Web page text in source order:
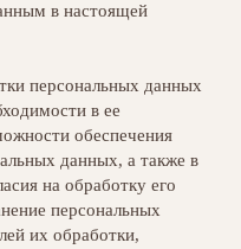
в настоящей
персональных данных
в ее
обеспечения
данных, а также в
на обработку его
персональных
их обработки,